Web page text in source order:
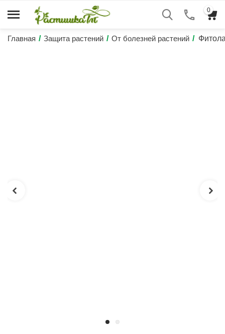
0
Главная / Защита растений / От болезней растений /